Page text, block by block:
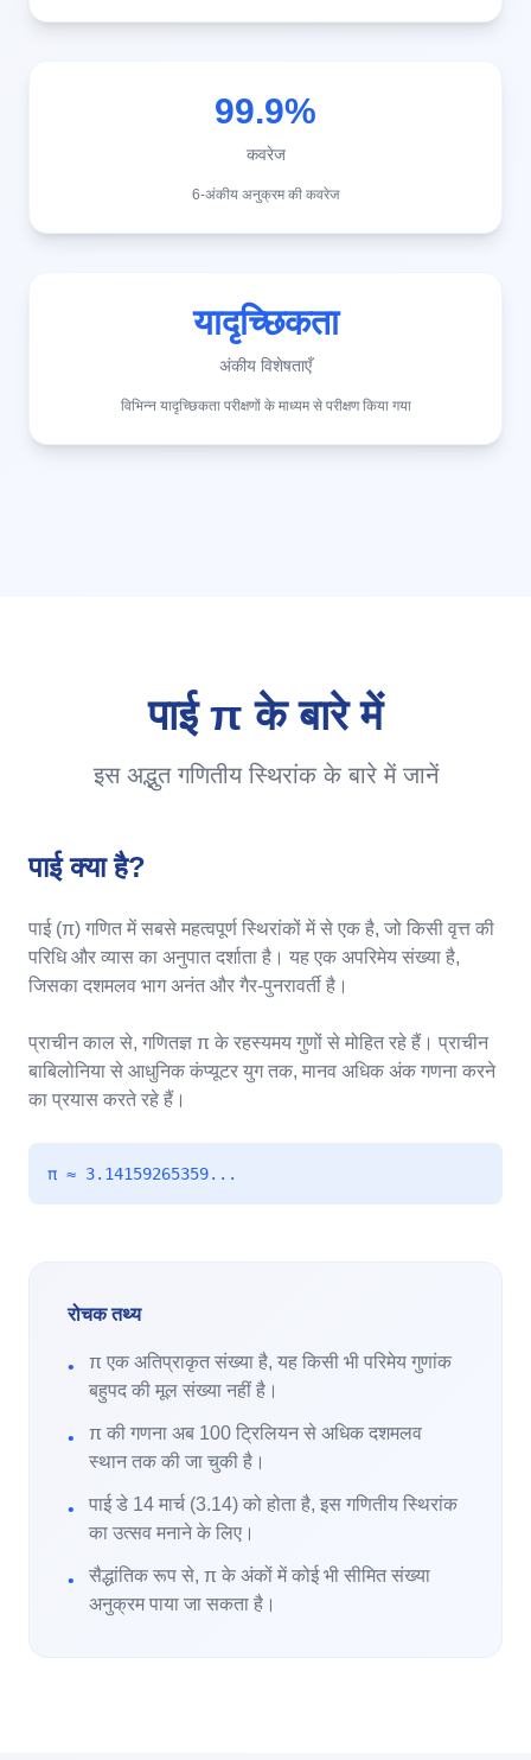
99.9%
कवरेज
6-अंकीय अनुक्रम की कवरेज
यादृच्छिकता
अंकीय विशेषताएँ
विभिन्न यादृच्छिकता परीक्षणों के माध्यम से परीक्षण किया गया
पाई π के बारे में
इस अद्भुत गणितीय स्थिरांक के बारे में जानें
पाई क्या है?
पाई (π) गणित में सबसे महत्वपूर्ण स्थिरांकों में से एक है, जो किसी वृत्त की
परिधि और व्यास का अनुपात दर्शाता है। यह एक अपरिमेय संख्या है,
जिसका दशमलव भाग अनंत और गैर-पुनरावर्ती है।
प्राचीन काल से, गणितज्ञ π के रहस्यमय गुणों से मोहित रहे हैं। प्राचीन
बाबिलोनिया से आधुनिक कंप्यूटर युग तक, मानव अधिक अंक गणना करने
का प्रयास करते रहे हैं।
π ≈ 3.14159265359...
रोचक तथ्य
•
π एक अतिप्राकृत संख्या है, यह किसी भी परिमेय गुणांक
बहुपद की मूल संख्या नहीं है।
•
π की गणना अब 100 ट्रिलियन से अधिक दशमलव
स्थान तक की जा चुकी है।
•
पाई डे 14 मार्च (3.14) को होता है, इस गणितीय स्थिरांक
का उत्सव मनाने के लिए।
•
सैद्धांतिक रूप से, π के अंकों में कोई भी सीमित संख्या
अनुक्रम पाया जा सकता है।